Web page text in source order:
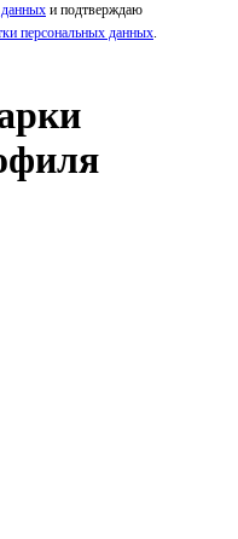
данных и подтверждаю
персональных данных.